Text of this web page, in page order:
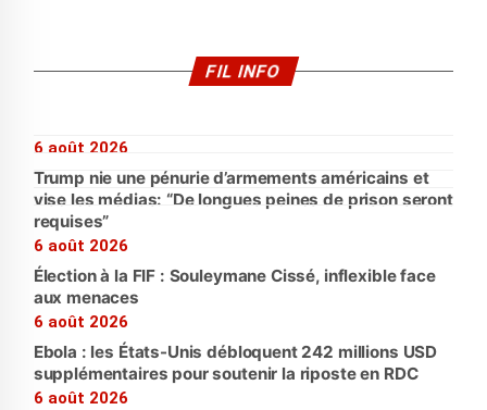
FIL INFO
6 août 2026
Trump nie une pénurie d’armements américains et
vise les médias: “De longues peines de prison seront
requises”
6 août 2026
Élection à la FIF : Souleymane Cissé, inflexible face
aux menaces
6 août 2026
Ebola : les États-Unis débloquent 242 millions USD
supplémentaires pour soutenir la riposte en RDC
6 août 2026